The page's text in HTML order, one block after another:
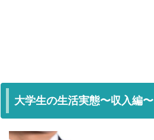
大学生の生活実態〜収入編〜